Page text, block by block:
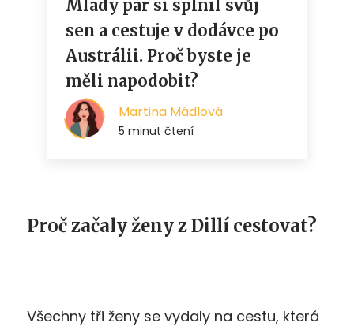
Proč začaly ženy z Dillí cestovat?
Všechny tři ženy se vydaly na cestu, která